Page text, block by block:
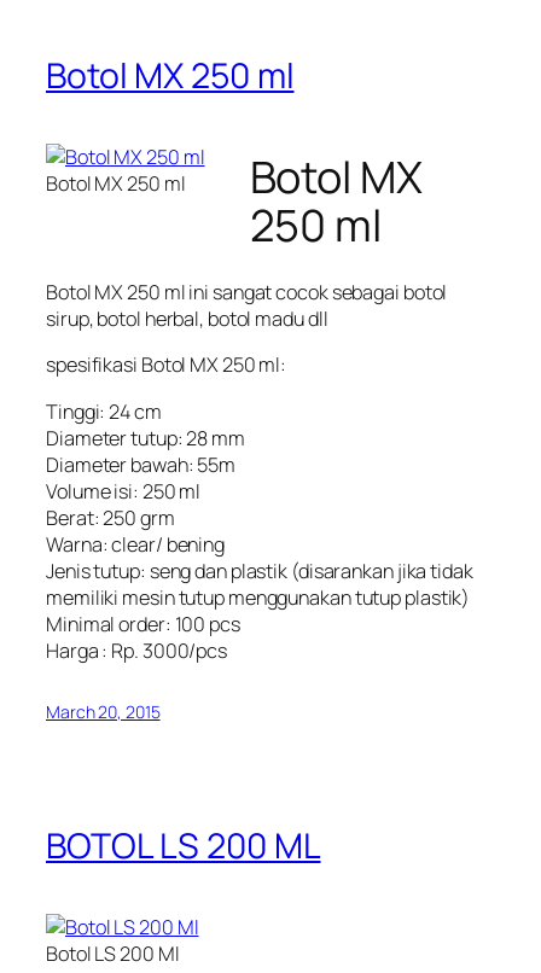
Botol MX 250 ml
Botol MX 250 ml
Botol MX
250 ml
Botol MX 250 ml ini sangat cocok sebagai botol
sirup, botol herbal, botol madu dll
spesifikasi Botol MX 250 ml:
Tinggi: 24 cm
Diameter tutup: 28 mm
Diameter bawah: 55m
Volume isi: 250 ml
Berat: 250 grm
Warna: clear/ bening
Jenis tutup: seng dan plastik (disarankan jika tidak
memiliki mesin tutup menggunakan tutup plastik)
Minimal order: 100 pcs
Harga : Rp. 3000/pcs
March 20, 2015
BOTOL LS 200 ML
Botol LS 200 Ml